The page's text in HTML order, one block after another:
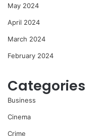
May 2024
April 2024
March 2024
February 2024
Categories
Business
Cinema
Crime